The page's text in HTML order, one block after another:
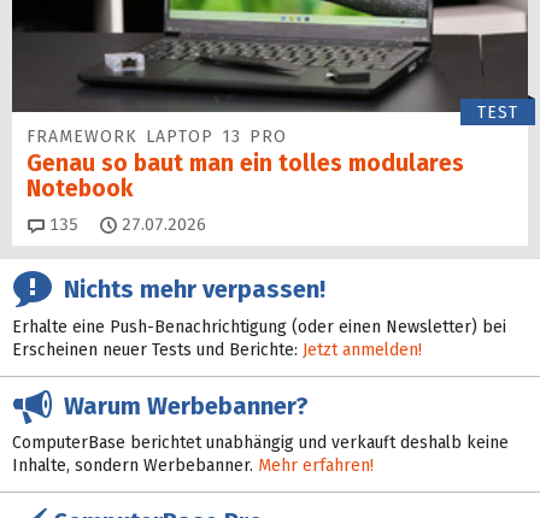
TEST
FRAMEWORK LAPTOP 13 PRO
Genau so baut man ein tolles modulares
Notebook
135 Kommentare
27.07.2026
Nichts mehr verpassen!
Erhalte eine Push-Benachrichtigung (oder einen Newsletter) bei
Erscheinen neuer Tests und Berichte: Jetzt anmelden!
Warum Werbebanner?
ComputerBase berichtet unabhängig und verkauft deshalb keine
Inhalte, sondern Werbebanner. Mehr erfahren!